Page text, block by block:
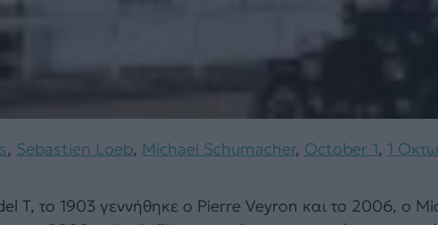
, Sebastien Loeb, Michael Schumacher, October 1, 1
T, το 1903 γεννήθηκε ο Pierre Veyron και το 2006, ο